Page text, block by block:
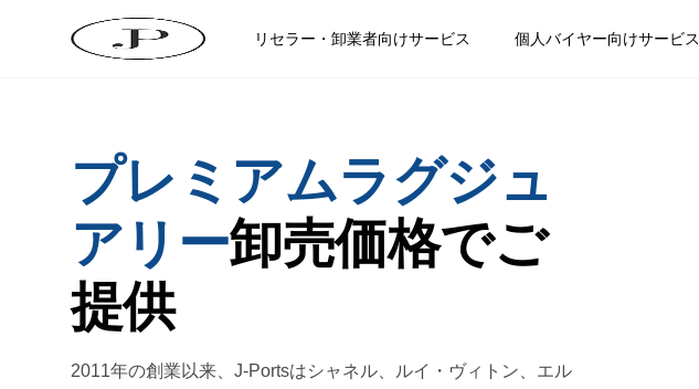
リセラー・卸業者向けサービス 個人バイヤー向けサービス
プレミアムラグジュ
アリー卸売価格でご
提供
2011年の創業以来、J-Portsはシャネル、ルイ・ヴィトン、エル